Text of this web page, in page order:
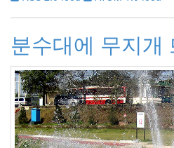
분수대에 무지개
년
7
월
1
2009
년
8
월